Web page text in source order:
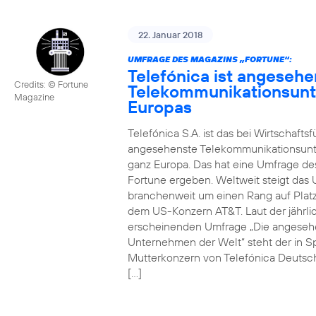
Credits: © Fortune
Magazine
22. Januar 2018
UMFRAGE DES MAGAZINS „FORTUNE“:
Telefónica ist
Europas
Telefónica S.A. ist das bei
angesehenste
ganz Europa. Das hat eine Umfrage
Fortune ergeben. Weltweit steigt das
branchenweit um einen Rang auf
dem US-Konzern AT&T. Laut der
erscheinenden Umfrage „Die
Unternehmen der Welt“ steht der in
Mutterkonzern von Telefónica
[…]